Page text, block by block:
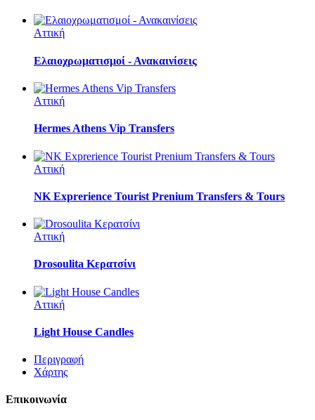
Αττική
Ελαιοχρωματισμοί - Ανακαινίσεις
Αττική
Hermes Athens Vip Transfers
Αττική
NK Exprerience Tourist Prenium Transfers & Tours
Αττική
Drosoulita Κερατσίνι
Αττική
Light House Candles
Περιγραφή
Χάρτης
Επικοινωνία